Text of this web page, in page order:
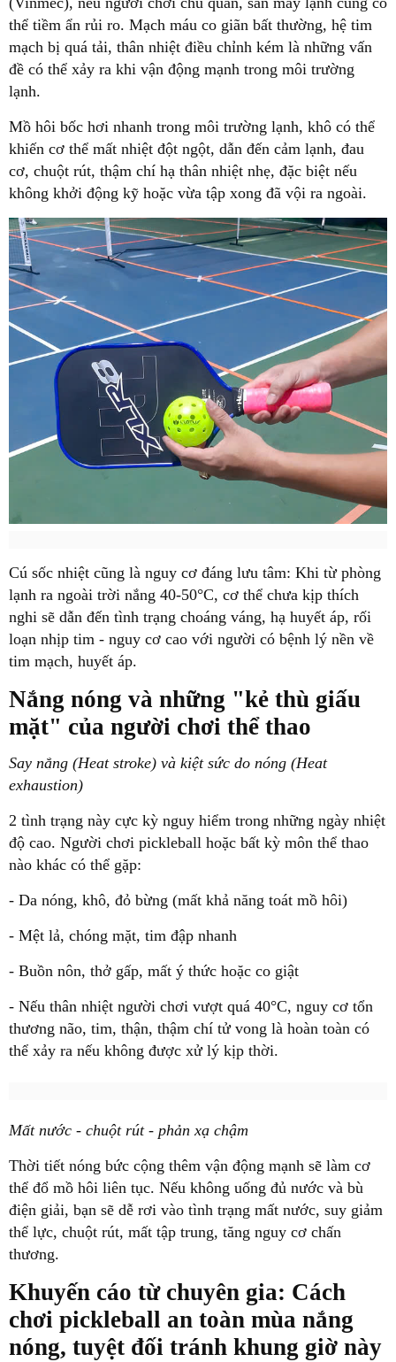
thể tiềm ẩn rủi ro. Mạch máu co giãn bất thường, hệ tim
mạch bị quá tải, thân nhiệt điều chỉnh kém là những vấn
đề có thể xảy ra khi vận động mạnh trong môi trường
lạnh.
Mồ hôi bốc hơi nhanh trong môi trường lạnh, khô có thể
khiến cơ thể mất nhiệt đột ngột, dẫn đến cảm lạnh, đau
cơ, chuột rút, thậm chí hạ thân nhiệt nhẹ, đặc biệt nếu
không khởi động kỹ hoặc vừa tập xong đã vội ra ngoài.
Cú sốc nhiệt cũng là nguy cơ đáng lưu tâm: Khi từ phòng
lạnh ra ngoài trời nắng 40-50°C, cơ thể chưa kịp thích
nghi sẽ dẫn đến tình trạng choáng váng, hạ huyết áp, rối
loạn nhịp tim - nguy cơ cao với người có bệnh lý nền về
tim mạch, huyết áp.
Nắng nóng và những "kẻ thù giấu
mặt" của người chơi thể thao
Say nắng (Heat stroke) và kiệt sức do nóng (Heat
exhaustion)
2 tình trạng này cực kỳ nguy hiểm trong những ngày nhiệt
độ cao. Người chơi pickleball hoặc bất kỳ môn thể thao
nào khác có thể gặp:
- Da nóng, khô, đỏ bừng (mất khả năng toát mồ hôi)
- Mệt lả, chóng mặt, tim đập nhanh
- Buồn nôn, thở gấp, mất ý thức hoặc co giật
- Nếu thân nhiệt người chơi vượt quá 40°C, nguy cơ tổn
thương não, tim, thận, thậm chí tử vong là hoàn toàn có
thể xảy ra nếu không được xử lý kịp thời.
Mất nước - chuột rút - phản xạ chậm
Thời tiết nóng bức cộng thêm vận động mạnh sẽ làm cơ
thể đổ mồ hôi liên tục. Nếu không uống đủ nước và bù
điện giải, bạn sẽ dễ rơi vào tình trạng mất nước, suy giảm
thể lực, chuột rút, mất tập trung, tăng nguy cơ chấn
thương.
Khuyến cáo từ chuyên gia: Cách
chơi pickleball an toàn mùa nắng
nóng, tuyệt đối tránh khung giờ này